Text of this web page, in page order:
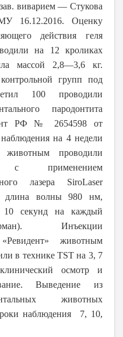
виварием ― Стукова
16.12.2016. Оценку
действия геля
на 12 кроликах
массой 2,8―3,6 кг.
групп под
100 проводили
пародонтита
РФ № 2654598 от
на 4 недели
проводили
с применением
лазера SiroLaser
длина волны 980 нм,
секунд на каждый
Инъекции
«Ревидент» животным
в технике TST на 3, 7
осмотр и
Выведение из
животных
наблюдения 7, 10,